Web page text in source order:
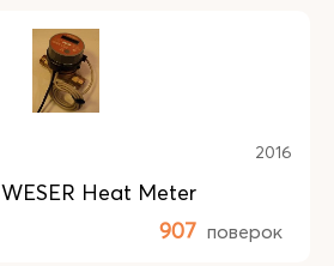
2016
Heat Meter
907 поверок